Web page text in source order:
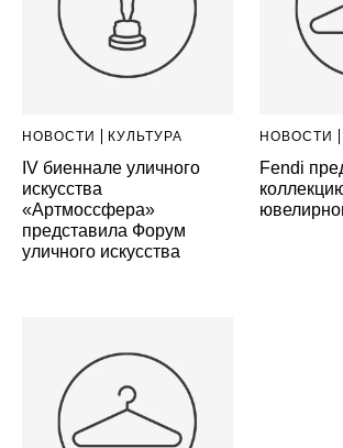
НОВОСТИ КУЛЬТУРА
IV биеннале уличного
искусства
«Артмоссфера»
представила Форум
уличного искусства
НОВОСТИ
Fendi